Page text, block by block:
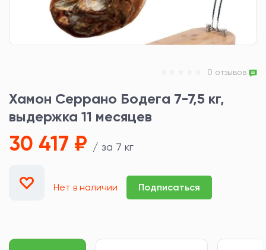
0 отзывов
Хамон Серрано Бодега 7-7,5 кг,
выдержка 11 месяцев
30 417 ₽ / за 7 кг
Нет в наличии Подписаться